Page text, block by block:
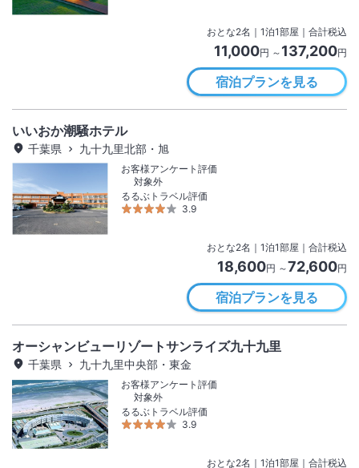
おとな2名 ｜ 1泊1部屋｜合計税込
11,000円 ～ 137,200円
宿泊プランを見る
いいおか潮騒ホテル
千葉県 九十九里北部・旭
お客様アンケート評価
対象外
るるぶトラベル評価
3.9
おとな2名 ｜ 1泊1部屋｜合計税込
18,600円 ～72,600円
宿泊プランを見る
オーシャンビューリゾートサンライズ九十九里
千葉県 九十九里中央部・東金
お客様アンケート評価
対象外
るるぶトラベル評価
3.9
おとな2名 ｜ 1泊1部屋｜合計税込